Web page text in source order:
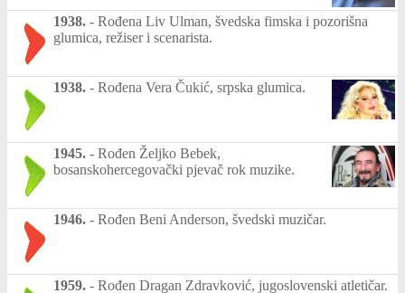
1938. - Rođena Liv Ulman, švedska fimska i pozorišna
glumica, režiser i scenarista.
1938. - Rođena Vera Čukić, srpska glumica.
1945. - Rođen Željko Bebek,
bosanskohercegovački pjevač rok muzike.
1946. - Rođen Beni Anderson, švedski muzičar.
1959. - Rođen Dragan Zdravković, jugoslovenski atletičar.